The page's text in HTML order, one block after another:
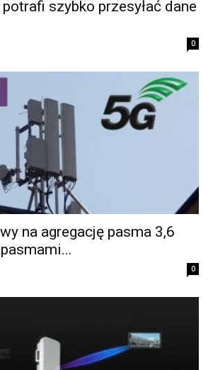
szybko przesyłać dane
0
na agregację pasma 3,6
0